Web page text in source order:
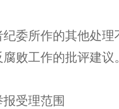
委所作的其他处理
败工作的批评建议。
受理范围